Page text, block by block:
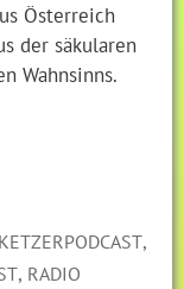
Österreich
der säkularen
Wahnsinns.
KETZERPODCAST,
, RADIO